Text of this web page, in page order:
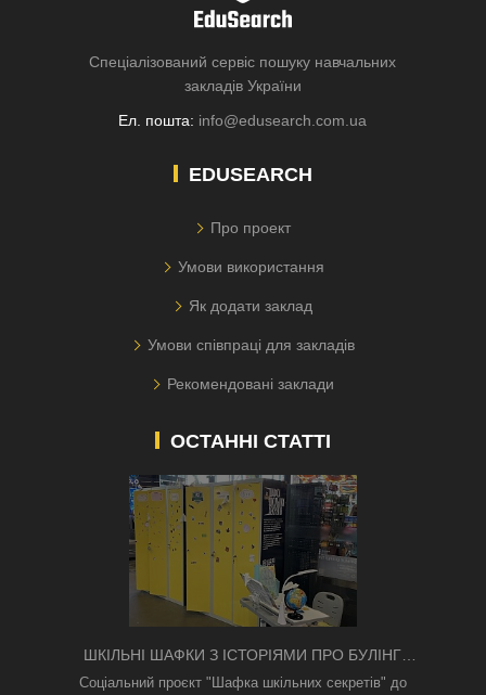
Спеціалізований сервіс пошуку навчальних
закладів України
Ел. пошта: info@edusearch.com.ua
EDUSEARCH
Про проект
Умови використання
Як додати заклад
Умови співпраці для закладів
Рекомендовані заклади
ОСТАННІ СТАТТІ
ШКІЛЬНІ ШАФКИ З ІСТОРІЯМИ ПРО БУЛІНГ
З'ЯВИЛИСЯ В КИЄВІ
Соціальний проєкт "Шафка шкільних секретів" до